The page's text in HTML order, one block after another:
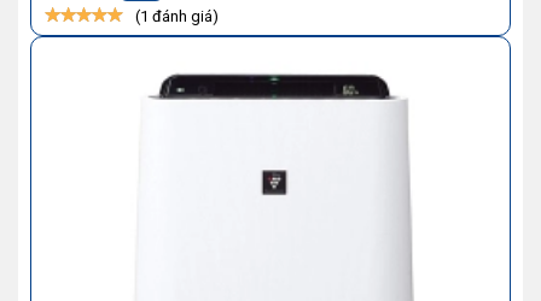
(1 đánh giá)